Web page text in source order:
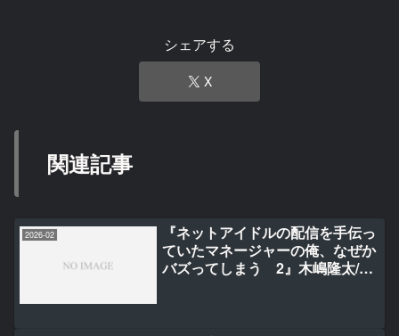
シェアする
X
関連記事
2026-02
『ネットアイドルの配信を手伝っ
ていたマネージャーの俺、なぜか
バズってしまう 2』木嶋隆太/許